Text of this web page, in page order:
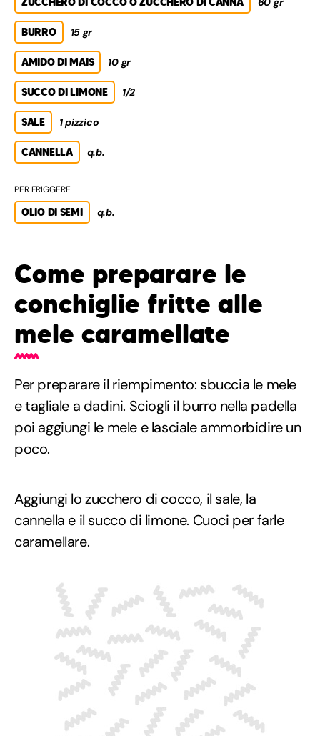
BURRO 15 gr
AMIDO DI MAIS 10 gr
SUCCO DI LIMONE 1/2
SALE 1 pizzico
CANNELLA q.b.
PER FRIGGERE
OLIO DI SEMI q.b.
Come preparare le
conchiglie fritte alle
mele caramellate
Per preparare il riempimento: sbuccia le mele
e tagliale a dadini. Sciogli il burro nella padella
poi aggiungi le mele e lasciale ammorbidire un
poco.
Aggiungi lo zucchero di cocco, il sale, la
cannella e il succo di limone. Cuoci per farle
caramellare.